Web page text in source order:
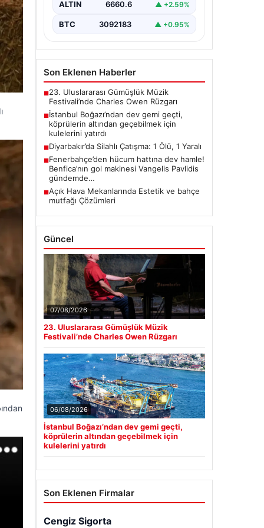
ALTIN 6660.6 ▲ +2.59%
BTC 3092183 ▲ +0.95%
Son Eklenen Haberler
■23. Uluslararası Gümüşlük Müzik
Festivali’nde Charles Owen Rüzgarı
■İstanbul Boğazı’ndan dev gemi geçti,
köprülerin altından geçebilmek için
kulelerini yatırdı
■Diyarbakır’da Silahlı Çatışma: 1 Ölü, 1 Yaralı
■Fenerbahçe’den hücum hattına dev hamle!
Benfica’nın gol makinesi Vangelis Pavlidis
gündemde…
■Açık Hava Mekanlarında Estetik ve bahçe
mutfağı Çözümleri
Güncel
07/08/2026
23. Uluslararası Gümüşlük Müzik
Festivali’nde Charles Owen Rüzgarı
06/08/2026
İstanbul Boğazı’ndan dev gemi geçti,
köprülerin altından geçebilmek için
kulelerini yatırdı
Son Eklenen Firmalar